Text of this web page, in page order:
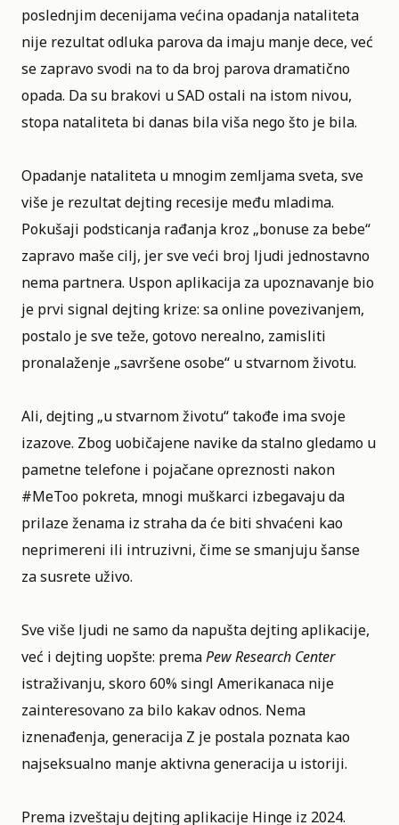
poslednjim decenijama većina opadanja nataliteta
nije rezultat odluka parova da imaju manje dece, već
se zapravo svodi na to da broj parova dramatično
opada. Da su brakovi u SAD ostali na istom nivou,
stopa nataliteta bi danas bila viša nego što je bila.
Opadanje nataliteta u mnogim zemljama sveta, sve
više je rezultat dejting recesije među mladima.
Pokušaji podsticanja rađanja kroz „bonuse za bebe“
zapravo maše cilj, jer sve veći broj ljudi jednostavno
nema partnera. Uspon aplikacija za upoznavanje bio
je prvi signal dejting krize: sa online povezivanjem,
postalo je sve teže, gotovo nerealno, zamisliti
pronalaženje „savršene osobe“ u stvarnom životu.
Ali, dejting „u stvarnom životu“ takođe ima svoje
izazove. Zbog uobičajene navike da stalno gledamo u
pametne telefone i pojačane opreznosti nakon
#MeToo pokreta, mnogi muškarci izbegavaju da
prilaze ženama iz straha da će biti shvaćeni kao
neprimereni ili intruzivni, čime se smanjuju šanse
za susrete uživo.
Sve više ljudi ne samo da napušta dejting aplikacije,
već i dejting uopšte: premaPew Research Center
istraživanju, skoro 60% singl Amerikanaca nije
zainteresovano za bilo kakav odnos. Nema
iznenađenja, generacija Z je postala poznata kao
najseksualno manje aktivna generacija u istoriji.
Prema izveštaju dejting aplikacije Hinge iz 2024.